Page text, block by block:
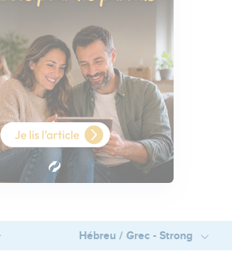
Hébreu / Grec - Strong